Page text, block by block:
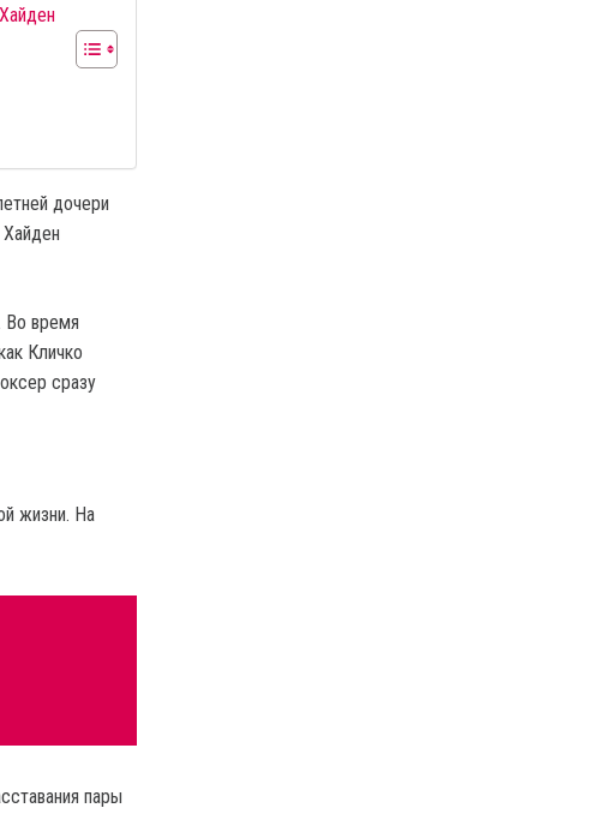
дочери
Во время
Кличко
сразу
жизни. На
пары